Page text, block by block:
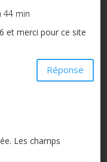
44 min
et merci pour ce site
Réponse
Les champs